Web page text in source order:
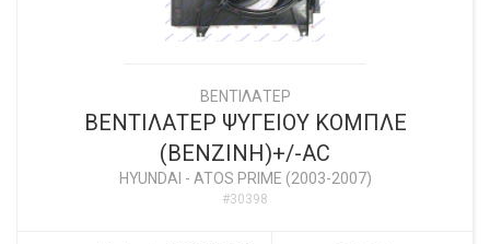
ΒΕΝΤΙΛΑΤΕΡ
ΒΕΝΤΙΛΑΤΕΡ ΨΥΓΕΙΟΥ ΚΟΜΠΛΕ
(ΒΕΝΖΙΝΗ)+/-AC
HYUNDAI - ATOS PRIME (2003-2007)
#30398